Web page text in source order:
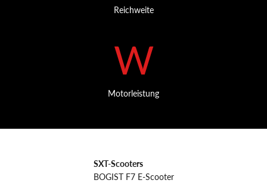
Reichweite
W
Motorleistung
SXT-Scooters
BOGIST F7 E-Scooter